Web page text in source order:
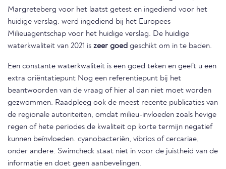
Margreteberg voor het laatst getest en ingediend voor het
huidige verslag. werd ingediend bij het Europees
Milieuagentschap voor het huidige verslag. De huidige
waterkwaliteit van 2021 is zeer goed geschikt om in te baden.
Een constante waterkwaliteit is een goed teken en geeft u een
extra oriëntatiepunt Nog een referentiepunt bij het
beantwoorden van de vraag of hier al dan niet moet worden
gezwommen. Raadpleeg ook de meest recente publicaties van
de regionale autoriteiten, omdat milieu-invloeden zoals hevige
regen of hete periodes de kwaliteit op korte termijn negatief
kunnen beïnvloeden. cyanobacteriën, vibrios of cercariae,
onder andere. Swimcheck staat niet in voor de juistheid van de
informatie en doet geen aanbevelingen.